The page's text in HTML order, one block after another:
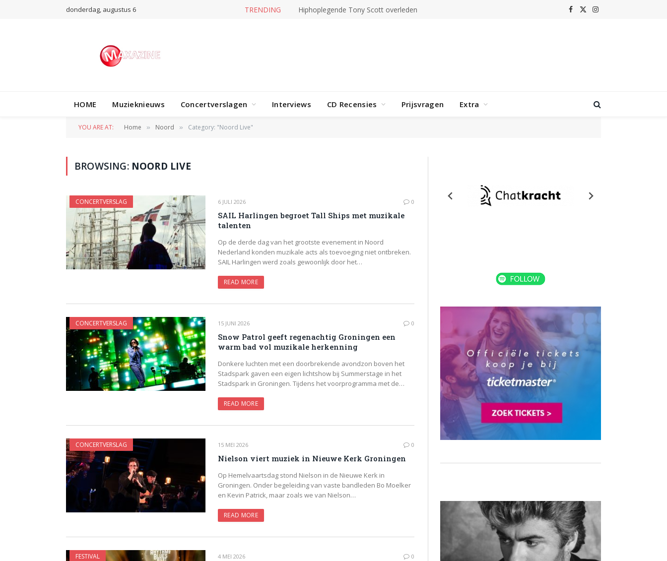
donderdag, augustus 6 TRENDING Jerney Kaagman overleden Facebook
X
Instagram
HOME Muzieknieuws Concertverslagen Interviews CD Recensies Prijsvragen Extra
YOU ARE AT: Home » Noord » Category: "Noord Live"
BROWSING: NOORD LIVE
CONCERTVERSLAG 6 JULI 2026 0
SAIL Harlingen begroet Tall Ships met muzikale
talenten
Op de derde dag van het grootste evenement in Noord
Nederland konden muzikale acts als toevoeging niet ontbreken.
SAIL Harlingen werd zoals gewoonlijk door het…
READ MORE
CONCERTVERSLAG 15 JUNI 2026 0
Snow Patrol geeft regenachtig Groningen een
warm bad vol muzikale herkenning
Donkere luchten met een doorbrekende avondzon boven het
Stadspark gaven een eigen lichtshow bij Summerstage in het
Stadspark in Groningen. Tijdens het voorprogramma met de…
READ MORE
CONCERTVERSLAG 15 MEI 2026 0
Nielson viert muziek in Nieuwe Kerk Groningen
Op Hemelvaartsdag stond Nielson in de Nieuwe Kerk in
Groningen. Onder begeleiding van vaste bandleden Bo Moelker
en Kevin Patrick, maar zoals we van Nielson…
READ MORE
FESTIVAL 4 MEI 2026 0